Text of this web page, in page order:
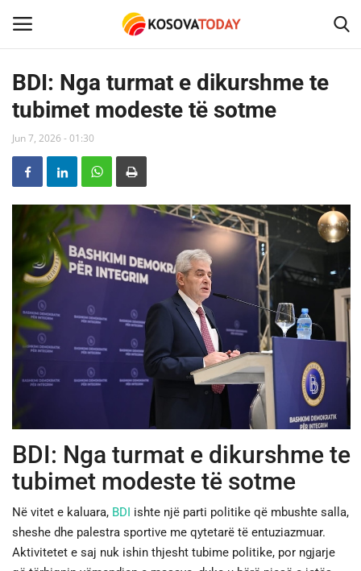
Home
SHQIPERIA
MAQEDONIA
SHOWBIZ
BOTA
TECH
SHENDETI
BDI: Nga turmat e dikurshme te
tubimet modeste të sotme
Jun 7, 2026 - 01:30
BDI: Nga turmat e dikurshme te
tubimet modeste të sotme
Në vitet e kaluara, BDI ishte një parti politike që mbushte salla,
sheshe dhe palestra sportive me qytetarë të entuziazmuar.
Aktivitetet e saj nuk ishin thjesht tubime politike, por ngjarje